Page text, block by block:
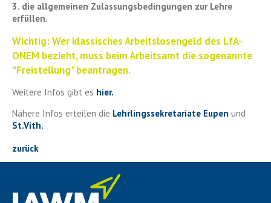
3. die allgemeinen Zulassungsbedingungen zur Lehre
erfüllen.
Wichtig: Wer klassisches Arbeitslosengeld des LfA-
ONEM bezieht, muss beim Arbeitsamt die sogenannte
"Freistellung" beantragen.
Weitere Infos gibt es hier.
Nähere Infos erteilen die Lehrlingssekretariate Eupen und
St.Vith.
zurück